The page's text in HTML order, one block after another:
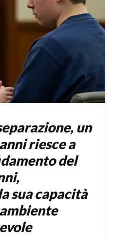
un
riesce a
del
sua capacità